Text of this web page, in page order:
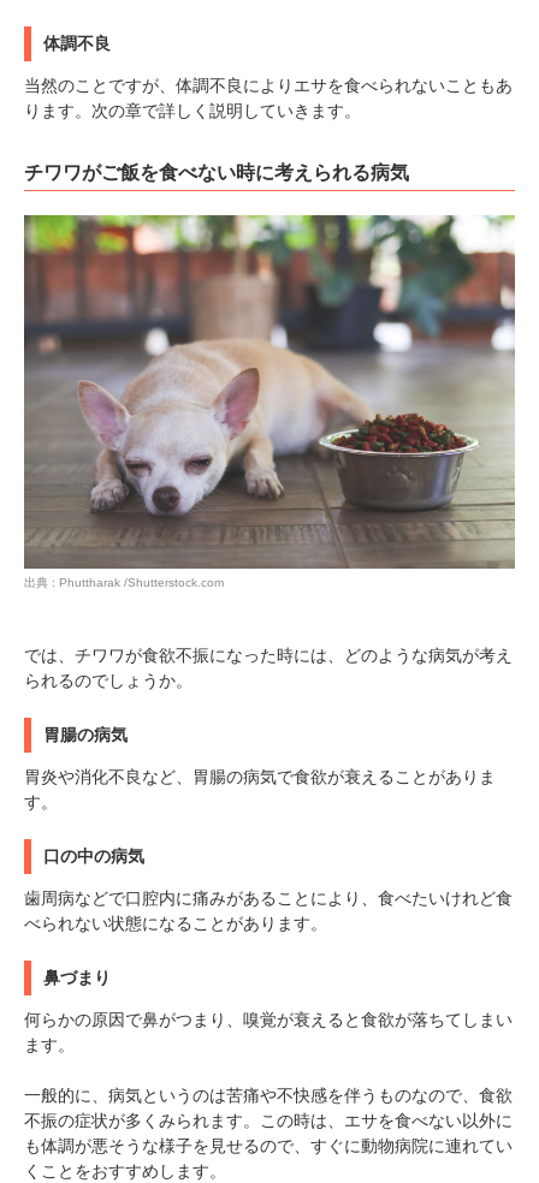
体調不良
当然のことですが、体調不良によりエサを食べられないこともあ
ります。次の章で詳しく説明していきます。
チワワがご飯を食べない時に考えられる病気
出典 : Phuttharak /Shutterstock.com
では、チワワが食欲不振になった時には、どのような病気が考え
られるのでしょうか。
胃腸の病気
胃炎や消化不良など、胃腸の病気で食欲が衰えることがありま
す。
口の中の病気
歯周病などで口腔内に痛みがあることにより、食べたいけれど食
べられない状態になることがあります。
鼻づまり
何らかの原因で鼻がつまり、嗅覚が衰えると食欲が落ちてしまい
ます。
一般的に、病気というのは苦痛や不快感を伴うものなので、食欲
不振の症状が多くみられます。この時は、エサを食べない以外に
も体調が悪そうな様子を見せるので、すぐに動物病院に連れてい
くことをおすすめします。
PECOアプリをダウンロード済みの方
アプリで開く